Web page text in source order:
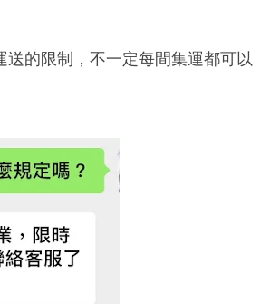
的限制，不一定每間集運都可以